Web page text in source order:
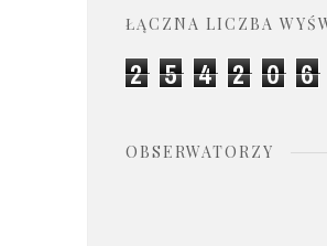
ŁĄCZNA LICZBA
2 5 4 2 0 6
OBSERWATORZY